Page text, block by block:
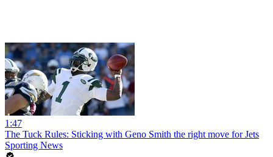
1:47
The Tuck Rules: Sticking with Geno Smith the right move for Jets
Sporting News